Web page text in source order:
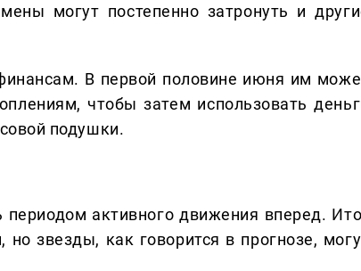
могут постепенно затронуть и
В первой половине июня им
чтобы затем использовать
подушки.
активного движения вперед.
но звезды, как говорится в прогнозе,